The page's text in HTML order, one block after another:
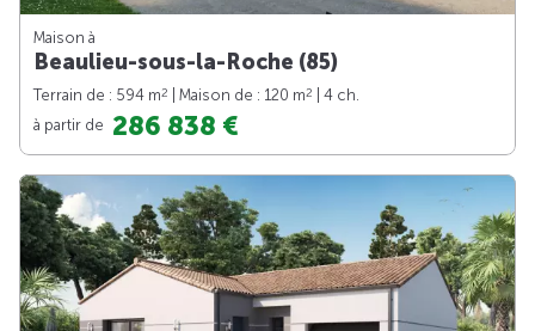
Maison à
Beaulieu-sous-la-Roche (85)
Terrain de : 594 m2 | Maison de : 120 m2
| 4 ch.
à partir de 286 838 €